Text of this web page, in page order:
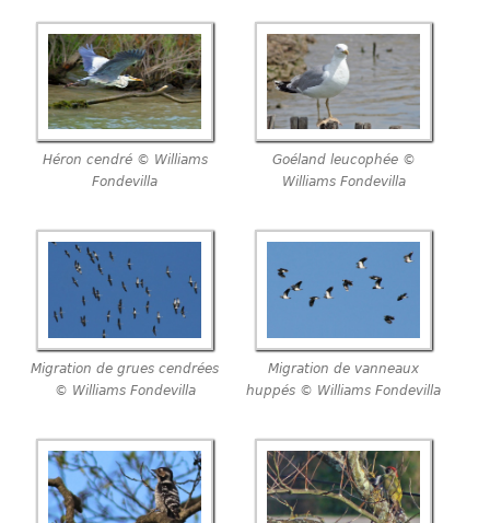
Héron cendré © Williams
Fondevilla
Goéland leucophée ©
Williams Fondevilla
Migration de grues cendrées
© Williams Fondevilla
Migration de vanneaux
huppés © Williams Fondevilla